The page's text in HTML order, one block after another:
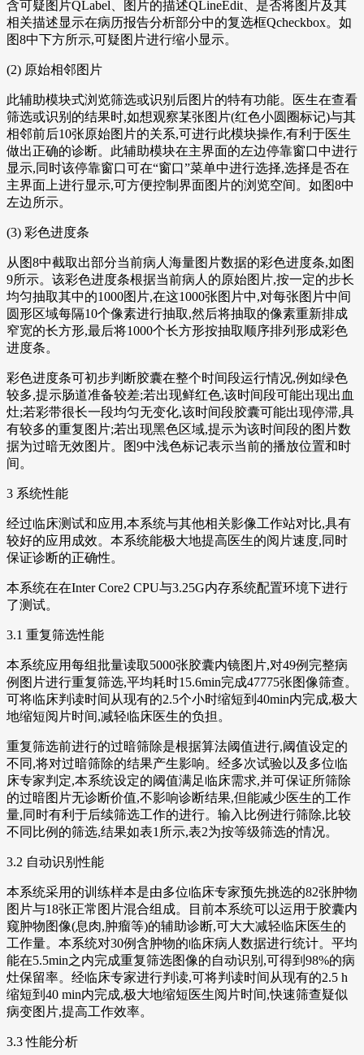
含可疑图片QLabel、图片的描述QLineEdit、是否将图片及其
相关描述显示在病历报告分析部分中的复选框Qcheckbox。如
图8中下方所示,可疑图片进行缩小显示。
(2) 原始相邻图片
此辅助模块式浏览筛选或识别后图片的特有功能。医生在查看
筛选或识别的结果时,如想观察某张图片(红色小圆圈标记)与其
相邻前后10张原始图片的关系,可进行此模块操作,有利于医生
做出正确的诊断。此辅助模块在主界面的左边停靠窗口中进行
显示,同时该停靠窗口可在“窗口”菜单中进行选择,选择是否在
主界面上进行显示,可方便控制界面图片的浏览空间。如图8中
左边所示。
(3) 彩色进度条
从图8中截取出部分当前病人海量图片数据的彩色进度条,如图
9所示。该彩色进度条根据当前病人的原始图片,按一定的步长
均匀抽取其中的1000图片,在这1000张图片中,对每张图片中间
圆形区域每隔10个像素进行抽取,然后将抽取的像素重新排成
窄宽的长方形,最后将1000个长方形按抽取顺序排列形成彩色
进度条。
彩色进度条可初步判断胶囊在整个时间段运行情况,例如绿色
较多,提示肠道准备较差;若出现鲜红色,该时间段可能出现出血
灶;若彩带很长一段均匀无变化,该时间段胶囊可能出现停滞,具
有较多的重复图片;若出现黑色区域,提示为该时间段的图片数
据为过暗无效图片。图9中浅色标记表示当前的播放位置和时
间。
3 系统性能
经过临床测试和应用,本系统与其他相关影像工作站对比,具有
较好的应用成效。本系统能极大地提高医生的阅片速度,同时
保证诊断的正确性。
本系统在在Inter Core2 CPU与3.25G内存系统配置环境下进行
了测试。
3.1 重复筛选性能
本系统应用每组批量读取5000张胶囊内镜图片,对49例完整病
例图片进行重复筛选,平均耗时15.6min完成47775张图像筛查。
可将临床判读时间从现有的2.5个小时缩短到40min内完成,极大
地缩短阅片时间,减轻临床医生的负担。
重复筛选前进行的过暗筛除是根据算法阈值进行,阈值设定的
不同,将对过暗筛除的结果产生影响。经多次试验以及多位临
床专家判定,本系统设定的阈值满足临床需求,并可保证所筛除
的过暗图片无诊断价值,不影响诊断结果,但能减少医生的工作
量,同时有利于后续筛选工作的进行。输入比例进行筛除,比较
不同比例的筛选,结果如表1所示,表2为按等级筛选的情况。
3.2 自动识别性能
本系统采用的训练样本是由多位临床专家预先挑选的82张肿物
图片与18张正常图片混合组成。目前本系统可以运用于胶囊内
窥肿物图像(息肉,肿瘤等)的辅助诊断,可大大减轻临床医生的
工作量。本系统对30例含肿物的临床病人数据进行统计。平均
能在5.5min之内完成重复筛选图像的自动识别,可得到98%的病
灶保留率。经临床专家进行判读,可将判读时间从现有的2.5 h
缩短到40 min内完成,极大地缩短医生阅片时间,快速筛查疑似
病变图片,提高工作效率。
3.3 性能分析